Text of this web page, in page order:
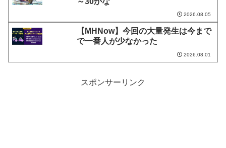
2026.08.05
【MHNow】今回の大量発生は今まで
で一番人が少なかった
2026.08.01
スポンサーリンク